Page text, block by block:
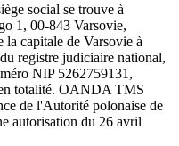
social se trouve à
1, 00-843 Varsovie,
la capitale de Varsovie à
registre judiciaire national,
NIP 5262759131,
totalité. OANDA TMS
de l'Autorité polonaise de
autorisation du 26 avril